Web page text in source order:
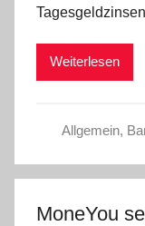
Weiterlesen
Allgemein,
MoneYou